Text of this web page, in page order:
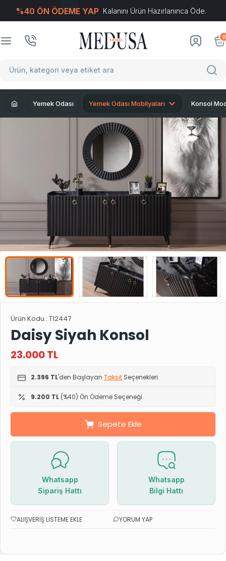
%40 ÖN ÖDEME YAP Kalanını Ürün Hazırlanınca Öde.
0
Yemek Odası Yemek Odası Mobilyaları Konsol
Ürün Kodu : T12447
Daisy Siyah Konsol
23.000TL
2.396 TL'den Başlayan Taksit Seçenekleri.
9.200 TL (%40) Ön Ödeme Seçeneği.
Sepete Ekle
Whatsapp
Sipariş Hattı
Whatsapp
Bilgi Hattı
ALIŞVERIŞ LISTEME EKLE YORUM YAP
T-Soft E-Ticaret Sistemleriyle Hazırlanmıştır.